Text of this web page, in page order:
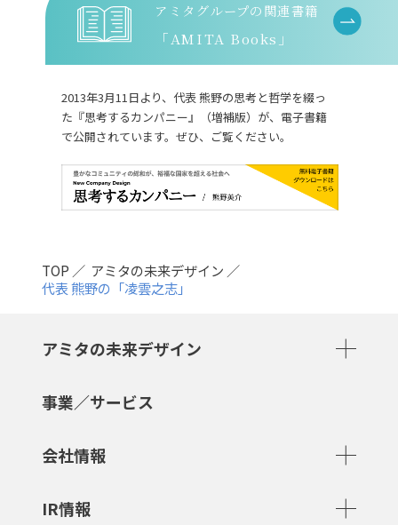
アミタグループの関連書籍
「AMITA Books」
2013年3月11日より、代表 熊野の思考と哲学を綴っ
た『思考するカンパニー』（増補版）が、電子書籍
で公開されています。ぜひ、ご覧ください。
TOP
アミタの未来デザイン
代表 熊野の「凌雲之志」
アミタの未来デザイン
事業／サービス
会社情報
IR情報